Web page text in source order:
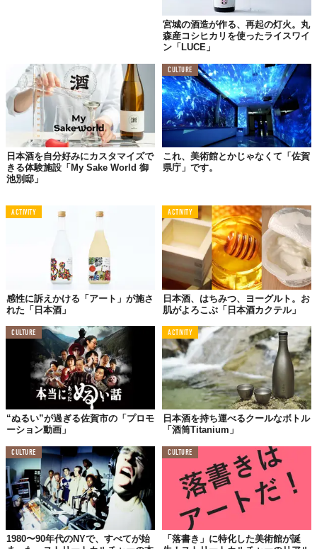
宮城の酒造が作る、再起の灯火。丸
森産コシヒカリを使ったライスワイ
ン「LUCE」
日本酒を自分好みにカスタマイズで
きる体験施設「My Sake World 御
池別邸」
CULTURE
これ、美術館とかじゃなくて「佐賀
県庁」です。
ACTIVITY
感性に訴えかける「アート」が施さ
れた「日本酒」
ACTIVITY
日本酒、はちみつ、ヨーグルト。お
肌がよろこぶ「日本酒カクテル」
CULTURE
“ぬるい”が過ぎる佐賀市の「プロモ
ーション動画」
ACTIVITY
日本酒を持ち運べるクールなボトル
「酒筒Titanium」
CULTURE
1980〜90年代のNYで、すべてが始
CULTURE
「落書き」に特化した美術館が誕